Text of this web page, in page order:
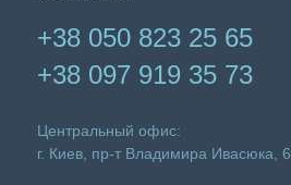
+38 050 823 25 65
+38 097 919 35 73
Центральный офис:
г. Киев, пр-т Владимира Ивасюка, 6